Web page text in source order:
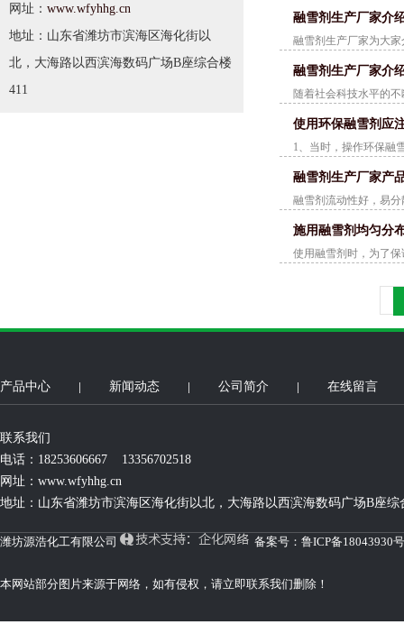
网址： www.wfyhhg.cn
地址：山东省潍坊市滨海区海化街以
北，大海路以西滨海数码广场B座综合楼
411
融雪剂生产厂家介
融雪剂生产厂家为大
融雪剂生产厂家介
随着社会科技水平的
使用环保融雪剂应
1、当时，操作环保融
融雪剂生产厂家产
融雪剂流动性好，易
施用融雪剂均匀分
使用融雪剂时，为了
产品中心 新闻动态 公司简介 在线留言
联系我们
电话：18253606667 13356702518
网址： www.wfyhhg.cn
地址：山东省潍坊市滨海区海化街以北，大海路以西滨海数码广场B座综
潍坊源浩化工有限公司 备案号： 鲁ICP备18043930
本网站部分图片来源于网络，如有侵权，请立即联系我们删除！